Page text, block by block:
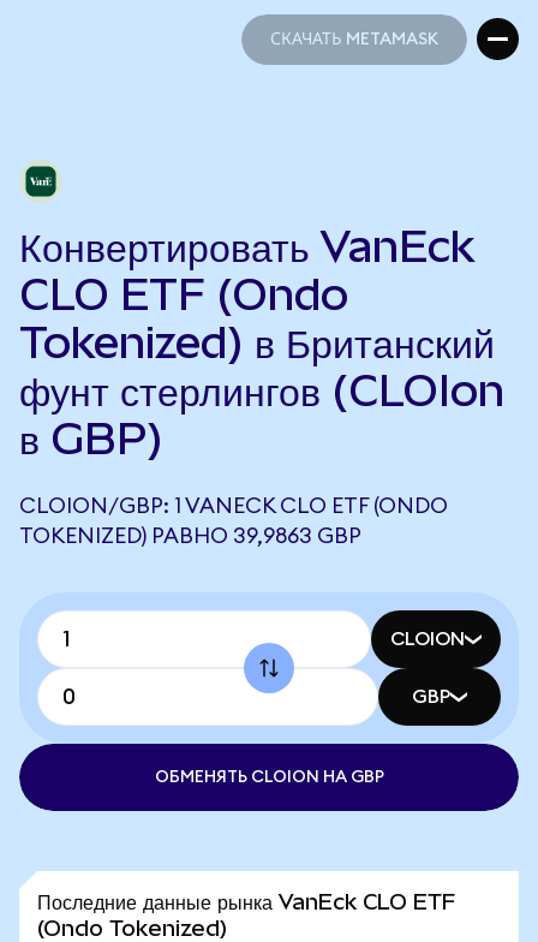
СКАЧАТЬ METAMASK
Конвертировать VanEck
CLO ETF (Ondo
Tokenized) в Британский
фунт стерлингов (CLOIon
в GBP)
CLOION/GBP: 1 VANECK CLO ETF (ONDO
TOKENIZED) РАВНО 39,9863 GBP
CLOION
GBP
ОБМЕНЯТЬ CLOION НА GBP
Последние данные рынка VanEck CLO ETF
(Ondo Tokenized)